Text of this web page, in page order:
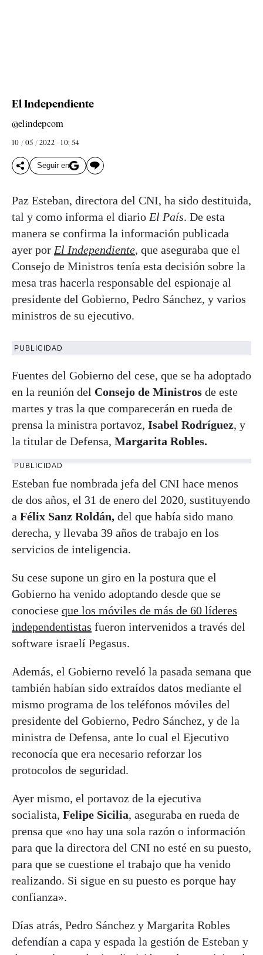
El Independiente
@elindepcom
10 / 05 / 2022 - 10: 54
Seguir en
Paz Esteban, directora del CNI, ha sido destituida,
tal y como informa el diario El País. De esta
manera se confirma la información publicada
ayer por El Independiente, que aseguraba que el
Consejo de Ministros tenía esta decisión sobre la
mesa tras hacerla responsable del espionaje al
presidente del Gobierno, Pedro Sánchez, y varios
ministros de su ejecutivo.
PUBLICIDAD
Fuentes del Gobierno del cese, que se ha adoptado
en la reunión del Consejo de Ministros de este
martes y tras la que comparecerán en rueda de
prensa la ministra portavoz, Isabel Rodríguez, y
la titular de Defensa, Margarita Robles.
PUBLICIDAD
Esteban fue nombrada jefa del CNI hace menos
de dos años, el 31 de enero del 2020, sustituyendo
a Félix Sanz Roldán, del que había sido mano
derecha, y llevaba 39 años de trabajo en los
servicios de inteligencia.
Su cese supone un giro en la postura que el
Gobierno ha venido adoptando desde que se
conociese que los móviles de más de 60 líderes
independentistas fueron intervenidos a través del
software israelí Pegasus.
Además, el Gobierno reveló la pasada semana que
también habían sido extraídos datos mediante el
mismo programa de los teléfonos móviles del
presidente del Gobierno, Pedro Sánchez, y de la
ministra de Defensa, ante lo cual el Ejecutivo
reconocía que era necesario reforzar los
protocolos de seguridad.
Ayer mismo, el portavoz de la ejecutiva
socialista, Felipe Sicilia, aseguraba en rueda de
prensa que «no hay una sola razón o información
para que la directora del CNI no esté en su puesto,
para que se cuestione el trabajo que ha venido
realizando. Si sigue en su puesto es porque hay
confianza».
Días atrás, Pedro Sánchez y Margarita Robles
defendían a capa y espada la gestión de Esteban y